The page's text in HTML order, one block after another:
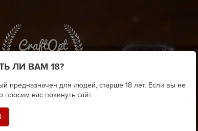
ЛИ ВАМ 18?
предназначен для людей, старше 18 лет. Если вы не
просим вас покинуть сайт.